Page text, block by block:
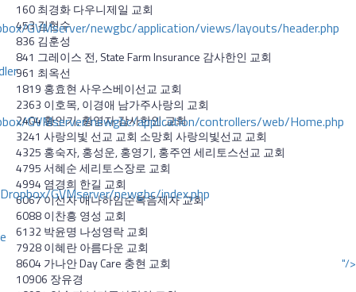
GVMserver/newgbc/application/views/layouts/header.php
GVMserver/newgbc/application/controllers/web/Home.php
GVMserver/newgbc/index.php
"/>
160 최경화 다우니제일 교회
453 김현수
836 김훈성
841 그레이스 전, State Farm Insurance 감사한인 교회
961 최옥선
1819 홍효현 사우스베이선교 교회
2363 이호목, 이경애 남가주사랑의 교회
2404 황인기, 황영자 감사한인 교회
3241 사랑의빛 선교 교회 소망회 사랑의빛선교 교회
4325 홍숙자, 홍성운, 홍영기, 홍주연 세리토스선교 교회
4795 서혜순 세리토스장로 교회
4994 염경희 한길 교회
6067 이선자 애나하임순복음제자 교회
6088 이찬흥 영성 교회
6132 박윤명 나성영락 교회
7928 이혜란 아름다운 교회
8604 가나안 Day Care 충현 교회
10906 장유경